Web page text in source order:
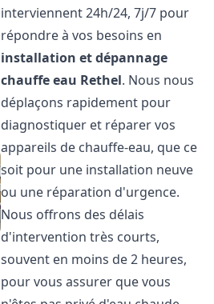
interviennent 24h/24, 7j/7 pour
répondre à vos besoins en
installation et dépannage
chauffe eau Rethel. Nous nous
déplaçons rapidement pour
diagnostiquer et réparer vos
appareils de chauffe-eau, que ce
soit pour une installation neuve
ou une réparation d'urgence.
Nous offrons des délais
d'intervention très courts,
souvent en moins de 2 heures,
pour vous assurer que vous